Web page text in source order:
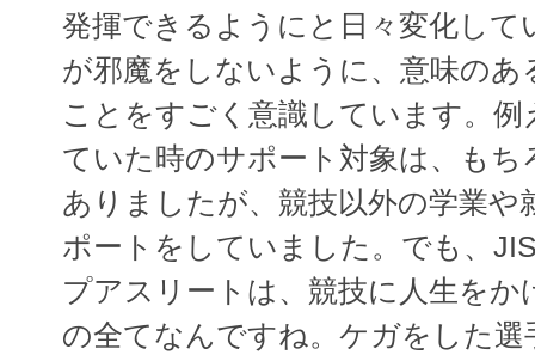
発揮できるようにと日々変化し
が邪魔をしないように、意味の
ことをすごく意識しています。
ていた時のサポート対象は、も
ありましたが、競技以外の学業や
ポートをしていました。でも、
プアスリートは、競技に人生を
の全てなんですね。ケガをした